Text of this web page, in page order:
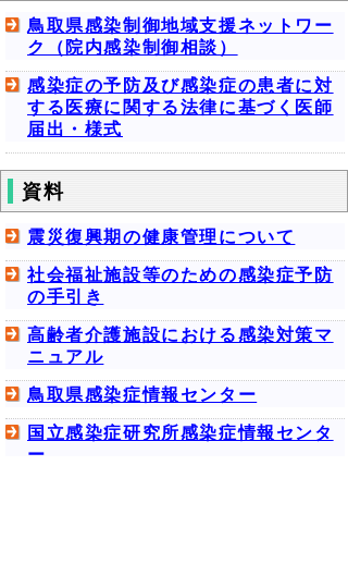
鳥取県感染制御地域支援ネットワー
ク（院内感染制御相談）
感染症の予防及び感染症の患者に対
する医療に関する法律に基づく医師
届出・様式
資料
震災復興期の健康管理について
社会福祉施設等のための感染症予防
の手引き
高齢者介護施設における感染対策マ
ニュアル
鳥取県感染症情報センター
国立感染症研究所感染症情報センタ
ー